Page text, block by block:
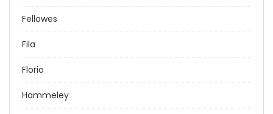
Fellowes
Fila
Florio
Hammeley